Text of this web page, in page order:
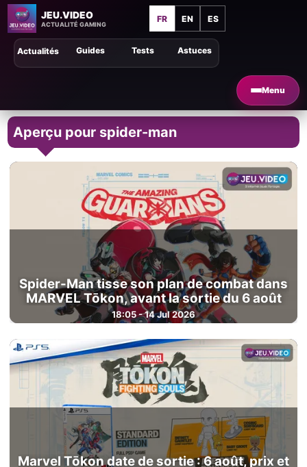
JEU.VIDEO
ACTUALITÉ GAMING
FR EN ES
Menu
Astuces
Guides Tests
Actualités
Aperçu pour spider-man
Spider-Man tisse son plan de combat dans
MARVEL Tōkon, avant la sortie du 6 août
18:05 - 14 Jul 2026
Marvel Tōkon date de sortie : 6 août, prix et